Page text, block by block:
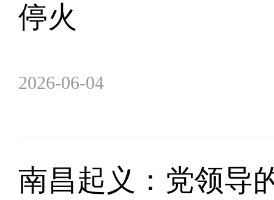
停火
2026-06-04
南昌起义：党领导